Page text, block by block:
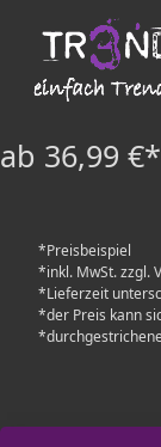
ab 36,99 €*
*Preisbeispiel
*inkl. MwSt. zzgl.
*Lieferzeit
*der Preis kann